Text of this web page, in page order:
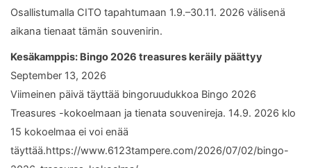
Osallistumalla CITO tapahtumaan 1.9.–30.11. 2026 välisenä
aikana tienaat tämän souvenirin.
Kesäkamppis: Bingo 2026 treasures keräily päättyy
September 13, 2026
Viimeinen päivä täyttää bingoruudukkoa Bingo 2026
Treasures -kokoelmaan ja tienata souvenireja. 14.9. 2026 klo
15 kokoelmaa ei voi enää
täyttää.https://www.6123tampere.com/2026/07/02/bingo-